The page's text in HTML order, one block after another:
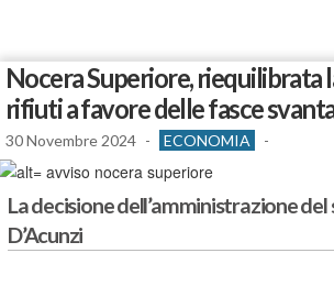
Nocera Superiore, riequilibrata
rifiuti a favore delle fasce
30 Novembre 2024 - ECONOMIA -
La decisione dell’amministrazione
D’Acunzi